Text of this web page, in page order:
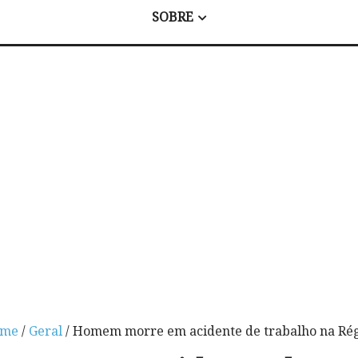
SOBRE
/ Geral/ Homem morre em acidente de trabalho na